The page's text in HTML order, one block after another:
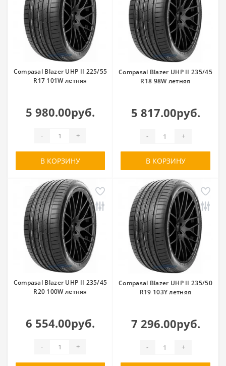
Compasal Blazer UHP II 225/55
R17 101W летняя
5 980.00руб.
- +
В КОРЗИНУ
Compasal Blazer UHP II 235/45
R18 98W летняя
5 817.00руб.
- +
В КОРЗИНУ
Compasal Blazer UHP II 235/45
R20 100W летняя
6 554.00руб.
- +
Compasal Blazer UHP II 235/50
R19 103Y летняя
7 296.00руб.
- +